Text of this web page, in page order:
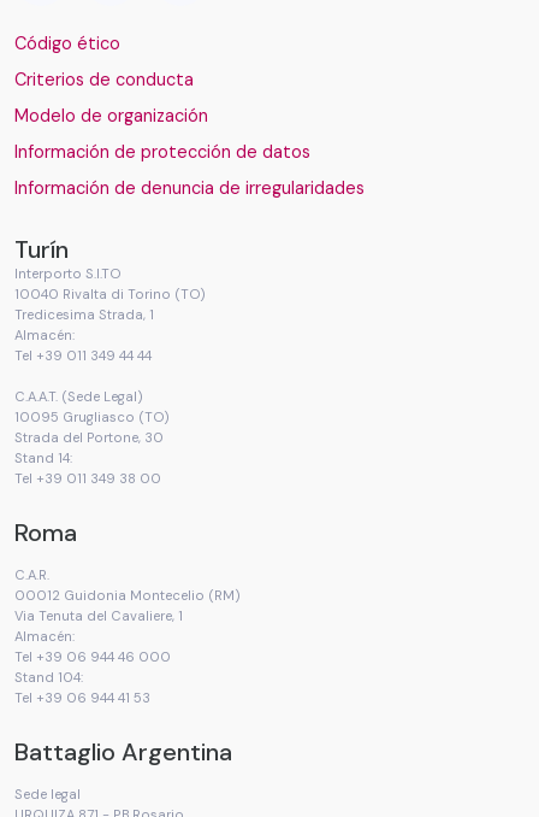
Código ético
Criterios de conducta
Modelo de organización
Información de protección de datos
Información de denuncia de irregularidades
Turín
Interporto S.I.TO
10040 Rivalta di Torino (TO)
Tredicesima Strada, 1
Almacén:
Tel +39 011 349 44 44
C.A.A.T. (Sede Legal)
10095 Grugliasco (TO)
Strada del Portone, 30
Stand 14:
Tel +39 011 349 38 00
Roma
C.A.R.
00012 Guidonia Montecelio (RM)
Via Tenuta del Cavaliere, 1
Almacén:
Tel +39 06 944 46 000
Stand 104:
Tel +39 06 944 41 53
Battaglio Argentina
Sede legal